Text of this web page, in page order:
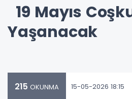
19 Mayıs
Yaşanacak
215 OKUNMA 15-05-2026 18:15